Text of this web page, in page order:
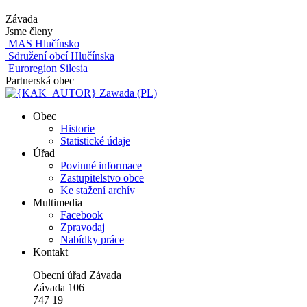
Závada
Jsme členy
MAS Hlučínsko
Sdružení obcí Hlučínska
Euroregion Silesia
Partnerská obec
Zawada (PL)
Obec
Historie
Statistické údaje
Úřad
Povinné informace
Zastupitelstvo obce
Ke stažení archív
Multimedia
Facebook
Zpravodaj
Nabídky práce
Kontakt
Obecní úřad Závada
Závada 106
747 19